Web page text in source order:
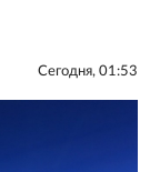
Сегодня, 01:53